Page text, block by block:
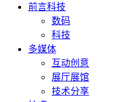
前言科技
数码
科技
多媒体
互动创意
展厅展馆
技术分享